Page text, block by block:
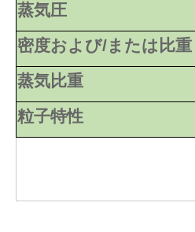
蒸気圧
密度および/または比重
蒸気比重
粒子特性